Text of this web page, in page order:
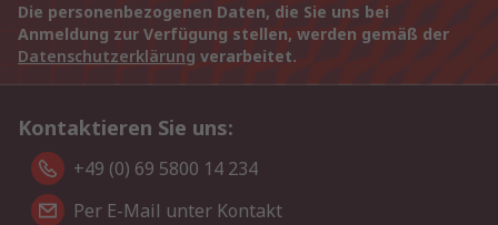
Die personenbezogenen Daten, die Sie uns bei
Anmeldung zur Verfügung stellen, werden gemäß der
Datenschutzerklärung verarbeitet.
Kontaktieren Sie uns:
+49 (0) 69 5800 14 234
Per E-Mail unter Kontakt